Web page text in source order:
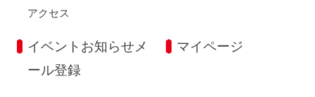
アクセス
イベントお知らせメ
ール登録
マイページ